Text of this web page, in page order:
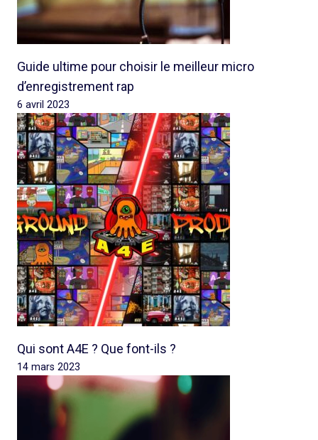
Guide ultime pour choisir le meilleur micro
d’enregistrement rap
6 avril 2023
Qui sont A4E ? Que font-ils ?
14 mars 2023